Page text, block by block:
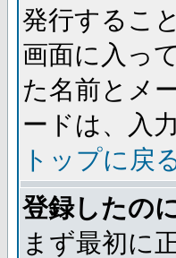
発行するこ
画面に入っ
た名前とメ
ードは、入
トップに戻
登録したの
まず最初に